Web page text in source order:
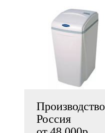
Производство
Россия